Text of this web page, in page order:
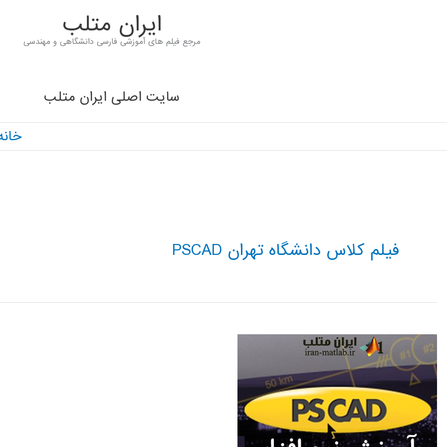
ايران متلب
مرجع فیلم های آموزشی فارسی دانشگاهی و مهندسی
سایت اصلی ایران متلب
فیلم کلاس دانشگاه تهران PSCAD